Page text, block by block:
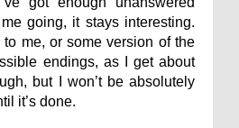
going, it stays interesting.
me, or some version of the
endings, as I get about
but I won’t be absolutely
it’s done.